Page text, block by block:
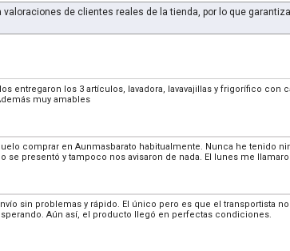
valoraciones de clientes reales de la tienda, por lo que
entregaron los 3 artículos, lavadora, lavavajillas y frigorífico
muy amables
comprar en Aunmasbarato habitualmente. Nunca he tenido
se presentó y tampoco nos avisaron de nada. El lunes me
sin problemas y rápido. El único pero es que el transportista
Aún así, el producto llegó en perfectas condiciones.